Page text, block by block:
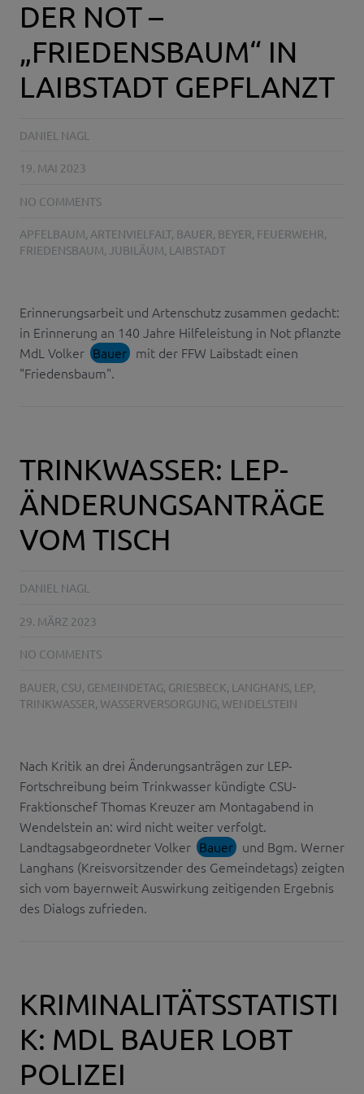
DER NOT –
„FRIEDENSBAUM“ IN
LAIBSTADT GEPFLANZT
DANIEL NAGL
19. MAI 2023
NO COMMENTS
APFELBAUM, ARTENVIELFALT, BAUER, BEYER, FEUERWEHR,
FRIEDENSBAUM, JUBILÄUM, LAIBSTADT
Erinnerungsarbeit und Artenschutz zusammen gedacht:
in Erinnerung an 140 Jahre Hilfeleistung in Not pflanzte
MdL Volker Bauer mit der FFW Laibstadt einen
"Friedensbaum".
TRINKWASSER: LEP-
ÄNDERUNGSANTRÄGE
VOM TISCH
DANIEL NAGL
29. MÄRZ 2023
NO COMMENTS
BAUER, CSU, GEMEINDETAG, GRIESBECK, LANGHANS, LEP,
TRINKWASSER, WASSERVERSORGUNG, WENDELSTEIN
Nach Kritik an drei Änderungsanträgen zur LEP-
Fortschreibung beim Trinkwasser kündigte CSU-
Fraktionschef Thomas Kreuzer am Montagabend in
Wendelstein an: wird nicht weiter verfolgt.
Landtagsabgeordneter Volker Bauer und Bgm. Werner
Langhans (Kreisvorsitzender des Gemeindetags) zeigten
sich vom bayernweit Auswirkung zeitigenden Ergebnis
des Dialogs zufrieden.
KRIMINALITÄTSSTATISTI
K: MDL BAUER LOBT
POLIZEI